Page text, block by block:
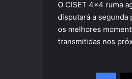
O CISET 4×4 ruma
disputará a segunda
os melhores
transmitidas nos